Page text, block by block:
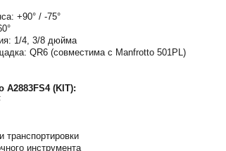
+90° / -75°
1/4, 3/8 дюйма
QR6 (совместима с Manfrotto 501PL)
A2883FS4 (KIT):
транспортировки
инструмента